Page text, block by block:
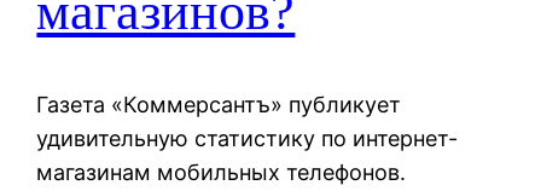
Газета «Коммерсантъ» публикует
удивительную статистику по интернет-
магазинам мобильных телефонов.